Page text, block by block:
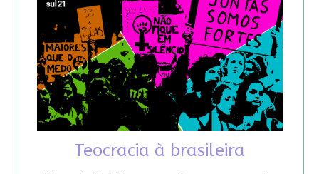
Teocracia à brasileira